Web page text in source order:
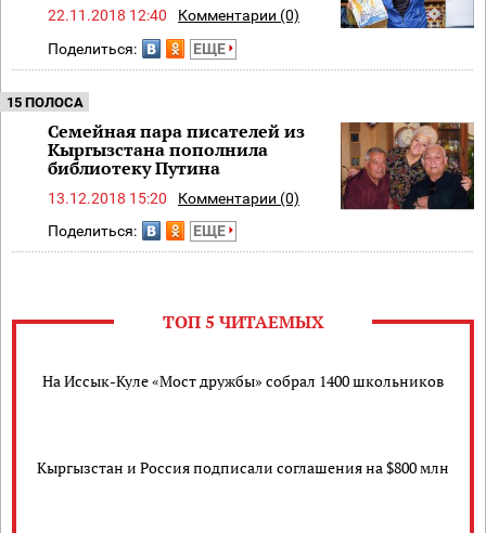
22.11.2018 12:40
Комментарии (0)
Поделиться:
ЕЩЕ
15 ПОЛОСА
Семейная пара писателей из
Кыргызстана пополнила
библиотеку Путина
13.12.2018 15:20
Комментарии (0)
Поделиться:
ЕЩЕ
ТОП 5 ЧИТАЕМЫХ
На Иссык-Куле «Мост дружбы» собрал 1400 школьников
Кыргызстан и Россия подписали соглашения на $800 млн